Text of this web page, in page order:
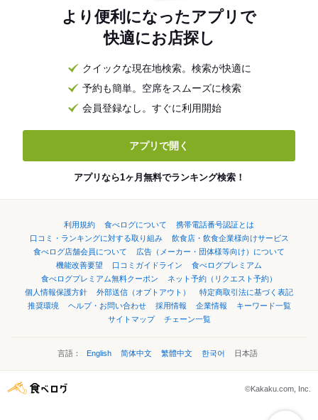
より便利になったアプリで
快適にお店探し
クイックな現在地検索。検索が快適に
予約も簡単。空席をスムーズに検索
会員登録なし。すぐに利用開始
アプリで開く
アプリなら1ヶ月無料でランキング検索！
利用規約 食べログについて
携帯電話番号認証とは
口コミ・ランキングに対する取り組み
飲食店・飲食企業様向けサービス
食べログ店舗会員について
広告（メーカー・団体様等向け）について
機能改善要望
口コミガイドライン
食べログプレミアム
食べログプレミアム無料クーポン
ネット予約（リクエスト予約）
個人情報保護方針
外部送信（オプトアウト）
特定商取引法に基づく表記
推奨環境
ヘルプ・お問い合わせ 採用情報 企業情報
キーワード一覧
サイトマップ
チェーン一覧
言語： English 简体中文 繁體中文 한국어 日本語
©Kakaku.com, Inc.